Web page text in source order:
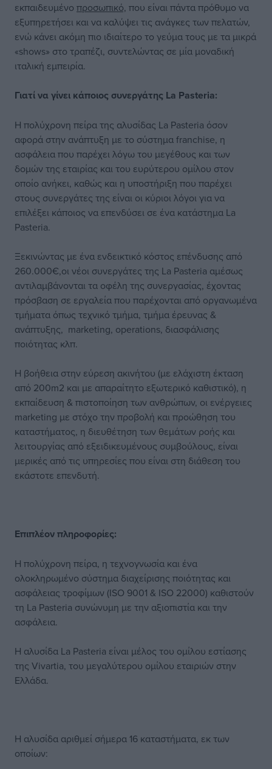
εκπαιδευμένο προσωπικό, που είναι πάντα πρόθυμο να
εξυπηρετήσει και να καλύψει τις ανάγκες των πελατών,
ενώ κάνει ακόμη πιο ιδιαίτερο το γεύμα τους με τα μικρά
«shows» στο τραπέζι, συντελώντας σε μία μοναδική
ιταλική εμπειρία.
Γιατί να γίνει κάποιος συνεργάτης La Pasteria:
Η πολύχρονη πείρα της αλυσίδας La Pasteria όσον
αφορά στην ανάπτυξη με το σύστημα franchise, η
ασφάλεια που παρέχει λόγω του μεγέθους και των
δομών της εταιρίας και του ευρύτερου ομίλου στον
οποίο ανήκει, καθώς και η υποστήριξη που παρέχει
στους συνεργάτες της είναι οι κύριοι λόγοι για να
επιλέξει κάποιος να επενδύσει σε ένα κατάστημα La
Pasteria.
Ξεκινώντας με ένα ενδεικτικό κόστος επένδυσης από
260.000€,οι νέοι συνεργάτες της La Pasteria αμέσως
αντιλαμβάνονται τα οφέλη της συνεργασίας, έχοντας
πρόσβαση σε εργαλεία που παρέχονται από οργανωμένα
τμήματα όπως τεχνικό τμήμα, τμήμα έρευνας &
ανάπτυξης, marketing, operations, διασφάλισης
ποιότητας κλπ.
Η βοήθεια στην εύρεση ακινήτου (με ελάχιστη έκταση
από 200m2 και με απαραίτητο εξωτερικό καθιστικό), η
εκπαίδευση & πιστοποίηση των ανθρώπων, οι ενέργειες
marketing με στόχο την προβολή και προώθηση του
καταστήματος, η διευθέτηση των θεμάτων ροής και
λειτουργίας από εξειδικευμένους συμβούλους, είναι
μερικές από τις υπηρεσίες που είναι στη διάθεση του
εκάστοτε επενδυτή.
Επιπλέον πληροφορίες:
H πολύχρονη πείρα, η τεχνογνωσία και ένα
ολοκληρωμένο σύστημα διαχείρισης ποιότητας και
ασφάλειας τροφίμων (ISO 9001 & ISO 22000) καθιστούν
τη La Pasteria συνώνυμη με την αξιοπιστία και την
ασφάλεια.
Η αλυσίδα La Pasteria είναι μέλος του ομίλου εστίασης
της Vivartia, του μεγαλύτερου ομίλου εταιριών στην
Ελλάδα.
Η αλυσίδα αριθμεί σήμερα 16 καταστήματα, εκ των
οποίων: